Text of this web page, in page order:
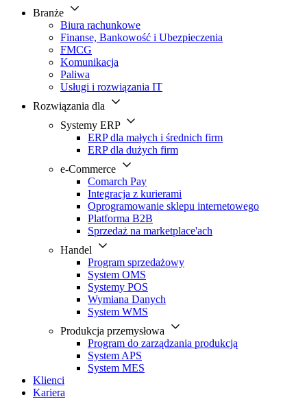
Branże
Biura rachunkowe
Finanse, Bankowość i Ubezpieczenia
FMCG
Komunikacja
Paliwa
Usługi i rozwiązania IT
Rozwiązania dla
Systemy ERP
ERP dla małych i średnich firm
ERP dla dużych firm
e-Commerce
Comarch Pay
Integracja z kurierami
Oprogramowanie sklepu internetowego
Platforma B2B
Sprzedaż na marketplace'ach
Handel
Program sprzedażowy
System OMS
Systemy POS
Wymiana Danych
System WMS
Produkcja przemysłowa
Program do zarządzania produkcją
System APS
System MES
Klienci
Kariera